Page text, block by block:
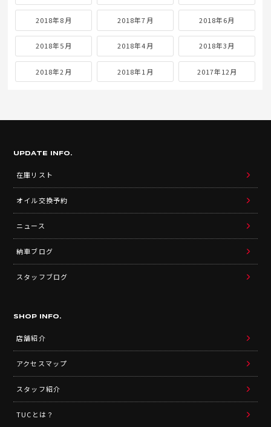
2018年8月 2018年7月 2018年6月
2018年5月 2018年4月 2018年3月
2018年2月 2018年1月 2017年12月
UPDATE INFO.
在庫リスト
オイル交換予約
ニュース
納車ブログ
スタッフブログ
SHOP INFO.
店舗紹介
アクセスマップ
スタッフ紹介
TUCとは？